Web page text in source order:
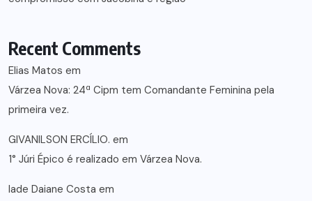
Recent Comments
Elias Matos em
Várzea Nova: 24ª Cipm tem Comandante Feminina pela
primeira vez.
GIVANILSON ERCÍLIO. em
1° Júri Épico é realizado em Várzea Nova.
lade Daiane Costa em